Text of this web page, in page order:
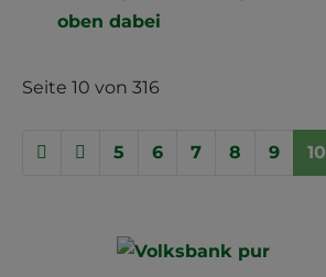
oben dabei
Seite 10 von 316
5 6 7 8 9 10